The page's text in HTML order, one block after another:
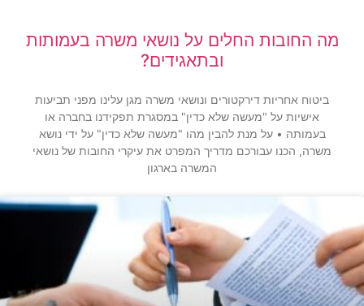
מה החובות החלים על נושאי משרה בעמותות
ובתאגידים?
ביטוח אחריות דירקטורים ונושאי משרה מגן עלינו מפני תביעות
אישיות על "מעשה שלא כדין" במסגרת תפקידנו בחברה או
בעמותה • על מנת להבין מהו "מעשה שלא כדין" על ידי נושא
משרה, הכנו עבורכם מדריך המפרט את עיקרי החובות של נושאי
המשרה בארגון